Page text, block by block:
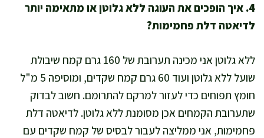
4. איך הופכים את העוגה ללא גלוטן או מתאימה יותר
לדיאטה דלת פחמימות?
ללא גלוטן אני מכינה תערובת של 160 גרם קמח שיבולת
שועל ללא גלוטן ועוד 60 גרם קמח שקדים, ומוסיפה 5 מ"ל
חומץ תפוחים כדי לעזור למרקם להתרומם. חשוב לבדוק
שתערובת הקמחים אכן מסומנת ללא גלוטן. לדיאטה דלת
פחמימות, אני ממליצה לעבור לבסיס של קמח שקדים עם